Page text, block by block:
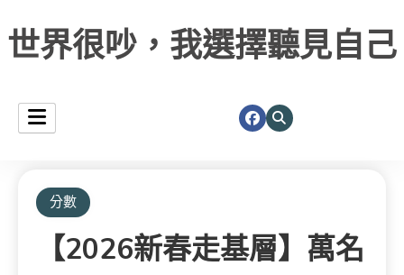
世界很吵，我選擇聽見自己
分數
【2026新春走基層】萬名